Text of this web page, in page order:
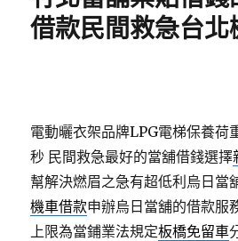
借款民間救急台北
電動曬衣架品牌LPG電梯保養荷
秒 民間救急最好的當舖借錢選擇
幫解決燃眉之急有超低利烏日當
機車借款申辦烏日當舖的借款服
上限為當鋪業法規定板橋免留車